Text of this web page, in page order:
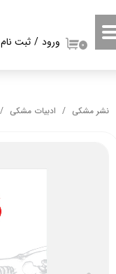
ورود / ثبت نام
حساب کاربری من
۰
نشر مشکی ادبیات مشکی